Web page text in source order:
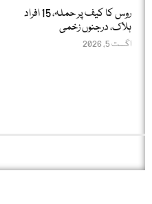
روس کا کیف پر حملہ، 15 افراد
ہلاک، درجنوں زخمی
اگست 5, 2026